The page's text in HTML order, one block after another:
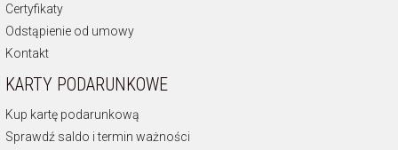
Certyfikaty
Odstąpienie od umowy
Kontakt
KARTY PODARUNKOWE
Kup kartę podarunkową
Sprawdź saldo i termin ważności